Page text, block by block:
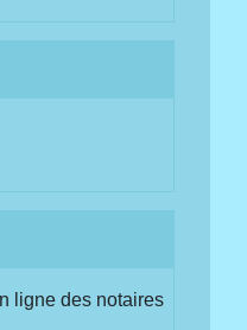
ligne des notaires